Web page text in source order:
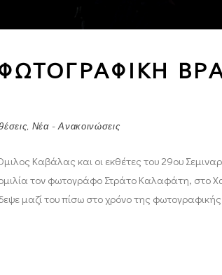
Νέα - Ανακοινώσεις
Καβάλας και οι εκθέτες του 29ου
τον φωτογράφο Στράτο Καλαφάτη, στο
μαζί του πίσω στο χρόνο της